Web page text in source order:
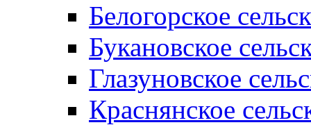
Белогорское
Букановское
Глазуновское
Краснянское